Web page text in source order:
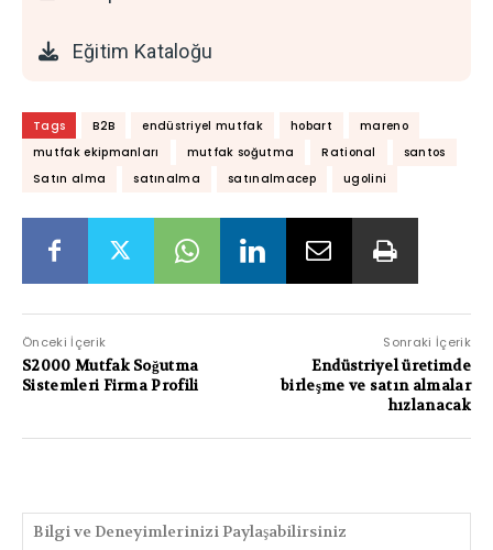
Eğitim Kataloğu
Tags B2B endüstriyel mutfak hobart
mareno
mutfak ekipmanları
mutfak soğutma Rational
santos
Satın alma
satınalma satınalmacep ugolini
Önceki İçerik
S2000 Mutfak Soğutma
Sistemleri Firma Profili
Sonraki İçerik
Endüstriyel üretimde
birleşme ve satın almalar
hızlanacak